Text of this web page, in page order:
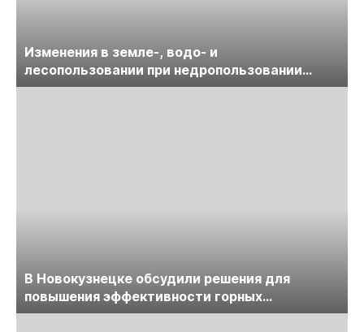
Изменения в земле-, водо- и
лесопользовании при недропользовании
обсудят на семинаре «ПравоТЭК»
В Новокузнецке обсудили решения для
повышения эффективности горных
предприятий